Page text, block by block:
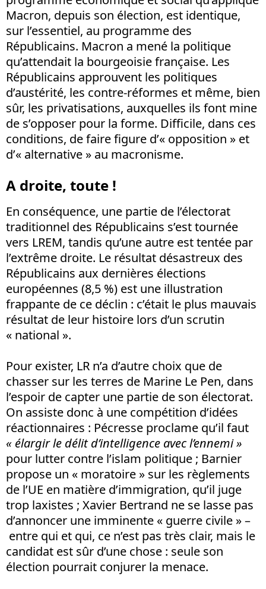
Macron, depuis son élection, est identique,
sur l’essentiel, au programme des
Républicains. Macron a mené la politique
qu’attendait la bourgeoisie française. Les
Républicains approuvent les politiques
d’austérité, les contre-réformes et même, bien
sûr, les privatisations, auxquelles ils font mine
de s’opposer pour la forme. Difficile, dans ces
conditions, de faire figure d’« opposition » et
d’« alternative » au macronisme.
A droite, toute !
En conséquence, une partie de l’électorat
traditionnel des Républicains s’est tournée
vers LREM, tandis qu’une autre est tentée par
l’extrême droite. Le résultat désastreux des
Républicains aux dernières élections
européennes (8,5 %) est une illustration
frappante de ce déclin : c’était le plus mauvais
résultat de leur histoire lors d’un scrutin
« national ».
Pour exister, LR n’a d’autre choix que de
chasser sur les terres de Marine Le Pen, dans
l’espoir de capter une partie de son électorat.
On assiste donc à une compétition d’idées
réactionnaires : Pécresse proclame qu’il faut
« élargir le délit d’intelligence avec l’ennemi »
pour lutter contre l’islam politique ; Barnier
propose un « moratoire » sur les règlements
de l’UE en matière d’immigration, qu’il juge
trop laxistes ; Xavier Bertrand ne se lasse pas
d’annoncer une imminente « guerre civile » –
entre qui et qui, ce n’est pas très clair, mais le
candidat est sûr d’une chose : seule son
élection pourrait conjurer la menace.